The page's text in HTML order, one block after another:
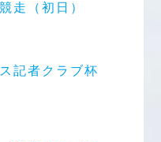
走（初日）
記者クラブ杯